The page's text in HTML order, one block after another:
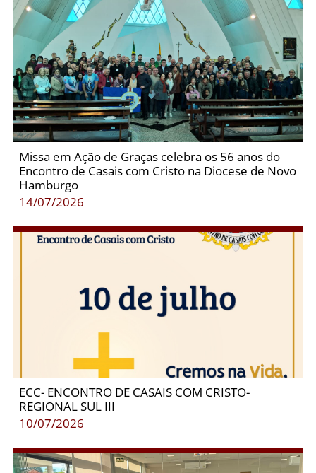
Missa em Ação de Graças celebra os 56 anos do
Encontro de Casais com Cristo na Diocese de Novo
Hamburgo
14/07/2026
ECC- ENCONTRO DE CASAIS COM CRISTO-
REGIONAL SUL III
10/07/2026